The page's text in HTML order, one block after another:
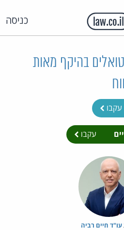
כניסה
בהיקף מאות
עקבו
עקבו
עו"ד חיים רביה